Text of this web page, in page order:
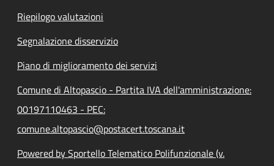
Riepilogo valutazioni
Segnalazione disservizio
Piano di miglioramento dei servizi
Comune di Altopascio - Partita IVA dell'amministrazione:
00197110463 - PEC:
comune.altopascio@postacert.toscana.it
Powered by Sportello Telematico Polifunzionale (v.